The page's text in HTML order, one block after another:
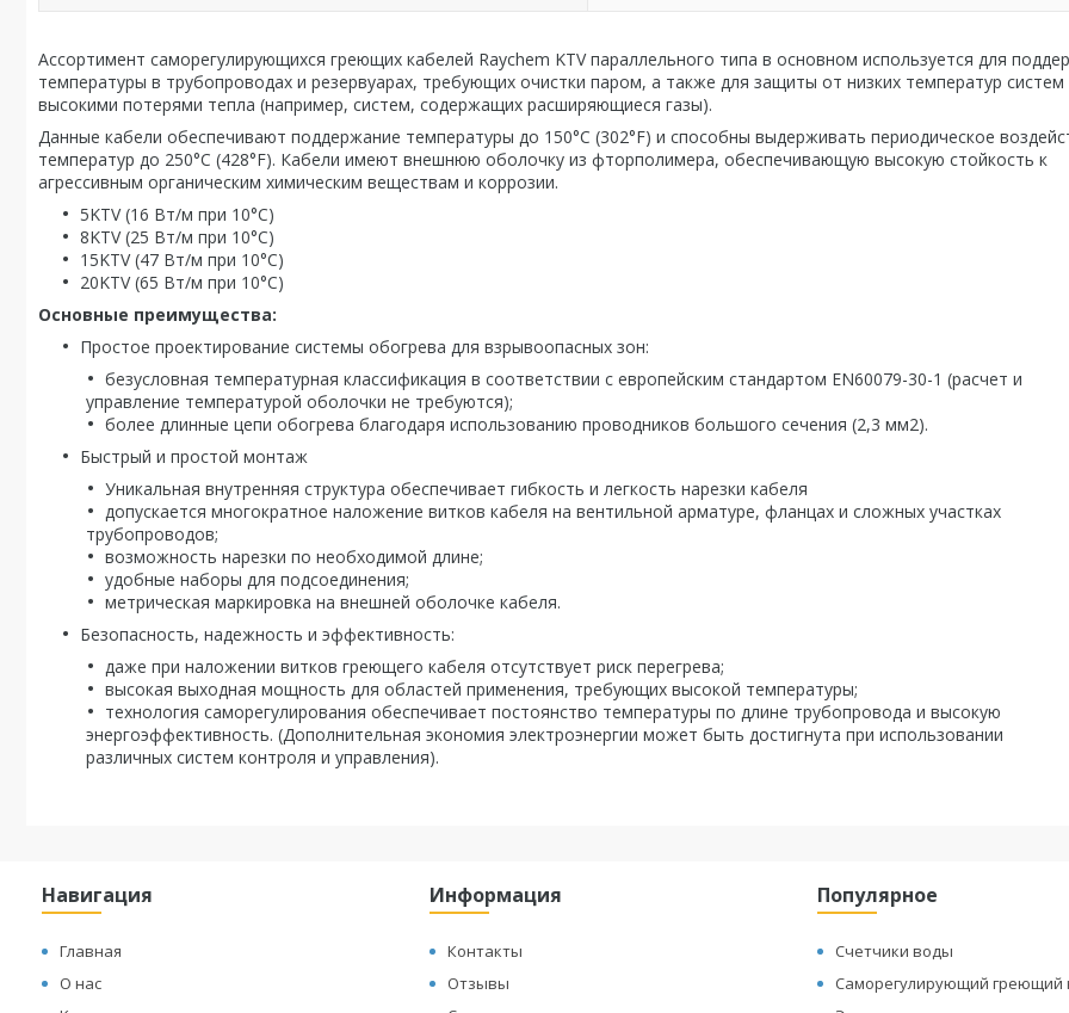
Ассортимент саморегулирующихся греющих кабелей Raychem KTV параллельного типа в основном используется для
температуры в трубопроводах и резервуарах, требующих очистки паром, а также для защиты от низких температур систем
высокими потерями тепла (например, систем, содержащих расширяющиеся газы).
Данные кабели обеспечивают поддержание температуры до 150°C (302°F) и способны выдерживать периодическое
температур до 250°C (428°F). Кабели имеют внешнюю оболочку из фторполимера, обеспечивающую высокую стойкость к
агрессивным органическим химическим веществам и коррозии.
5KTV (16 Вт/м при 10°C)
8KTV (25 Вт/м при 10°C)
15KTV (47 Вт/м при 10°C)
20KTV (65 Вт/м при 10°C)
Основные преимущества:
Простое проектирование системы обогрева для взрывоопасных зон:
безусловная температурная классификация в соответствии с европейским стандартом EN60079-30-1 (расчет и
управление температурой оболочки не требуются);
более длинные цепи обогрева благодаря использованию проводников большого сечения (2,3 мм2).
Быстрый и простой монтаж
Уникальная внутренняя структура обеспечивает гибкость и легкость нарезки кабеля
допускается многократное наложение витков кабеля на вентильной арматуре, фланцах и сложных участках
трубопроводов;
возможность нарезки по необходимой длине;
удобные наборы для подсоединения;
метрическая маркировка на внешней оболочке кабеля.
Безопасность, надежность и эффективность:
даже при наложении витков греющего кабеля отсутствует риск перегрева;
высокая выходная мощность для областей применения, требующих высокой температуры;
технология саморегулирования обеспечивает постоянство температуры по длине трубопровода и высокую
энергоэффективность. (Дополнительная экономия электроэнергии может быть достигнута при использовании
различных систем контроля и управления).
Навигация
Главная
О нас
Информация
Контакты
Отзывы
Популярное
Счетчики воды
Саморегулирующий греющий